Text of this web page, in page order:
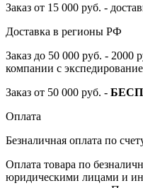
Заказ от 15 000 руб. -
Доставка в регионы РФ
Заказ до 50 000 руб. - 2000
компании с
Заказ от 50 000 руб. -
Оплата
Безналичная оплата по
Оплата товара по
юридическими лицами и